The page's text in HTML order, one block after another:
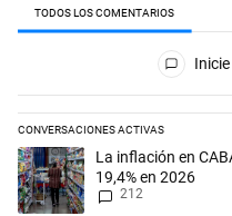
TODOS LOS COMENTARIOS
Todos los comentarios
CONVERSACIONES ACTIVAS
Este listado muestra los
Un artículo de tendencia con
La inflación en
19,4% en 2026
212